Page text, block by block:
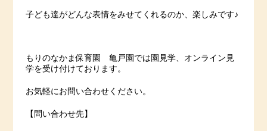
子ども達がどんな表情をみせてくれるのか、楽しみです♪
もりのなかま保育園 亀戸園では園見学、オンライン見
学を受け付けております。
お気軽にお問い合わせください。
【問い合わせ先】